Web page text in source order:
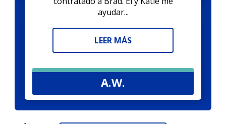
ayudar...
LEER MÁS
A.W.